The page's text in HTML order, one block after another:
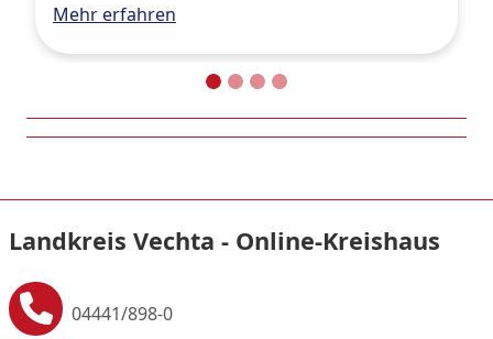
Mehr erfahren
Landkreis Vechta - Online-Kreishaus
04441/898-0